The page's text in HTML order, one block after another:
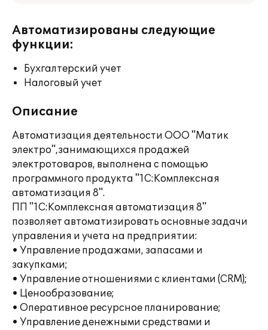
Автоматизированы следующие
функции:
Бухгалтерский учет
Налоговый учет
Описание
Автоматизация деятельности ООО "Матик
электро",занимающихся продажей
электротоваров, выполнена с помощью
программного продукта "1С:Комплексная
автоматизация 8".
ПП "1С:Комплексная автоматизация 8"
позволяет автоматизировать основные задачи
управления и учета на предприятии:
• Управление продажами, запасами и
закупками;
• Управление отношениями с клиентами (CRM);
• Ценообразование;
• Оперативное ресурсное планирование;
• Управление денежными средствами и